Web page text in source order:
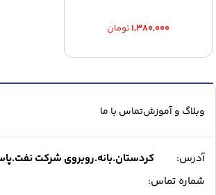
۱,۳۸۰,۰۰۰تومان
وبلاگ و آموزشتماس با ما
آدرس:
کردستان.بانه.روبروی شرکت نفت.پاساژ
شماره تماس: